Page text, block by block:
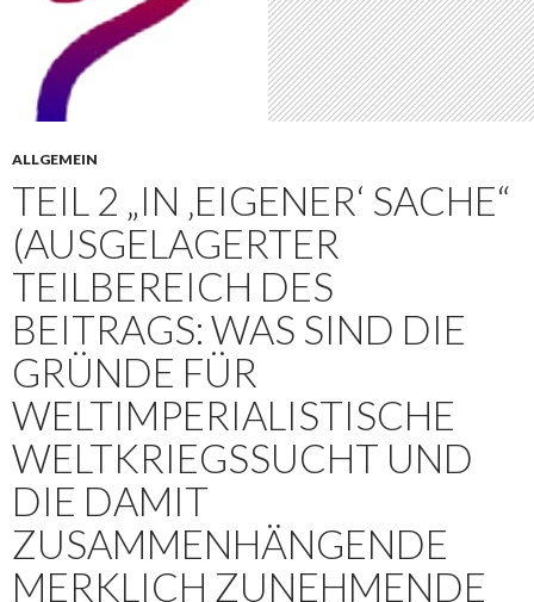
ALLGEMEIN
TEIL 2 „IN ‚EIGENER‘ SACHE“
(AUSGELAGERTER
TEILBEREICH DES
BEITRAGS: WAS SIND DIE
GRÜNDE FÜR
WELTIMPERIALISTISCHE
WELTKRIEGSSUCHT UND
DIE DAMIT
ZUSAMMENHÄNGENDE
MERKLICH ZUNEHMENDE